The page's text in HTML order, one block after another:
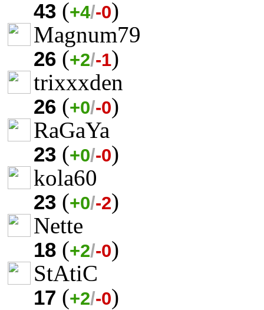
43 (+4/-0)
Magnum79
26 (+2/-1)
trixxxden
26 (+0/-0)
RaGaYa
23 (+0/-0)
kola60
23 (+0/-2)
Nette
18 (+2/-0)
StAtiC
17 (+2/-0)